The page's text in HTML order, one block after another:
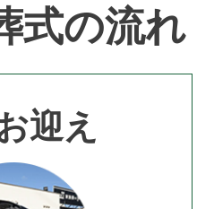
式の流れ
迎え